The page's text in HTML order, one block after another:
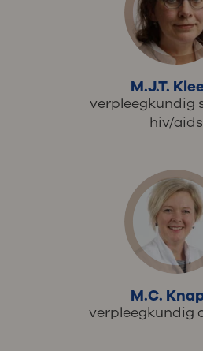
M.J.T.
verpleegkundig
hiv/aids
M.C.
verpleegkundig